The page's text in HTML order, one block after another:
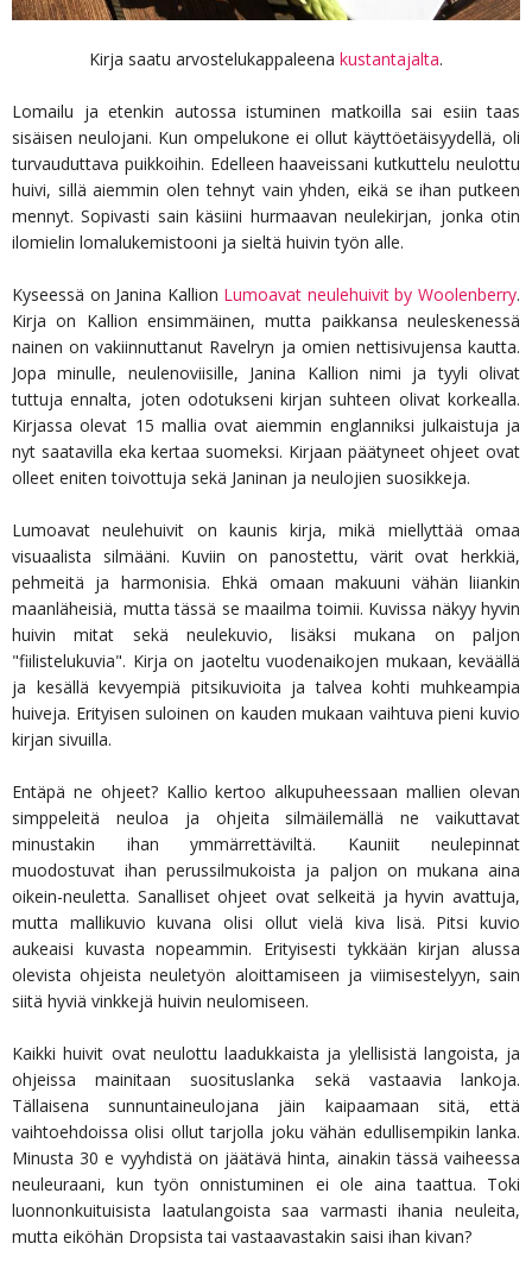
Kirja saatu arvostelukappaleena kustantajalta.
Lomailu ja etenkin autossa istuminen matkoilla sai esiin taas
sisäisen neulojani. Kun ompelukone ei ollut käyttöetäisyydellä, oli
turvauduttava puikkoihin. Edelleen haaveissani kutkuttelu neulottu
huivi, sillä aiemmin olen tehnyt vain yhden, eikä se ihan putkeen
mennyt. Sopivasti sain käsiini hurmaavan neulekirjan, jonka otin
ilomielin lomalukemistooni ja sieltä huivin työn alle.
Kyseessä on Janina Kallion Lumoavat neulehuivit by Woolenberry.
Kirja on Kallion ensimmäinen, mutta paikkansa neuleskenessä
nainen on vakiinnuttanut Ravelryn ja omien nettisivujensa kautta.
Jopa minulle, neulenoviisille, Janina Kallion nimi ja tyyli olivat
tuttuja ennalta, joten odotukseni kirjan suhteen olivat korkealla.
Kirjassa olevat 15 mallia ovat aiemmin englanniksi julkaistuja ja
nyt saatavilla eka kertaa suomeksi. Kirjaan päätyneet ohjeet ovat
olleet eniten toivottuja sekä Janinan ja neulojien suosikkeja.
Lumoavat neulehuivit on kaunis kirja, mikä miellyttää omaa
visuaalista silmääni. Kuviin on panostettu, värit ovat herkkiä,
pehmeitä ja harmonisia. Ehkä omaan makuuni vähän liiankin
maanläheisiä, mutta tässä se maailma toimii. Kuvissa näkyy hyvin
huivin mitat sekä neulekuvio, lisäksi mukana on paljon
"fiilistelukuvia". Kirja on jaoteltu vuodenaikojen mukaan, keväällä
ja kesällä kevyempiä pitsikuvioita ja talvea kohti muhkeampia
huiveja. Erityisen suloinen on kauden mukaan vaihtuva pieni kuvio
kirjan sivuilla.
Entäpä ne ohjeet? Kallio kertoo alkupuheessaan mallien olevan
simppeleitä neuloa ja ohjeita silmäilemällä ne vaikuttavat
minustakin ihan ymmärrettäviltä. Kauniit neulepinnat
muodostuvat ihan perussilmukoista ja paljon on mukana aina
oikein-neuletta. Sanalliset ohjeet ovat selkeitä ja hyvin avattuja,
mutta mallikuvio kuvana olisi ollut vielä kiva lisä. Pitsi kuvio
aukeaisi kuvasta nopeammin. Erityisesti tykkään kirjan alussa
olevista ohjeista neuletyön aloittamiseen ja viimisestelyyn, sain
siitä hyviä vinkkejä huivin neulomiseen.
Kaikki huivit ovat neulottu laadukkaista ja ylellisistä langoista, ja
ohjeissa mainitaan suosituslanka sekä vastaavia lankoja.
Tällaisena sunnuntaineulojana jäin kaipaamaan sitä, että
vaihtoehdoissa olisi ollut tarjolla joku vähän edullisempikin lanka.
Minusta 30 e vyyhdistä on jäätävä hinta, ainakin tässä vaiheessa
neuleuraani, kun työn onnistuminen ei ole aina taattua. Toki
luonnonkuituisista laatulangoista saa varmasti ihania neuleita,
mutta eiköhän Dropsista tai vastaavastakin saisi ihan kivan?